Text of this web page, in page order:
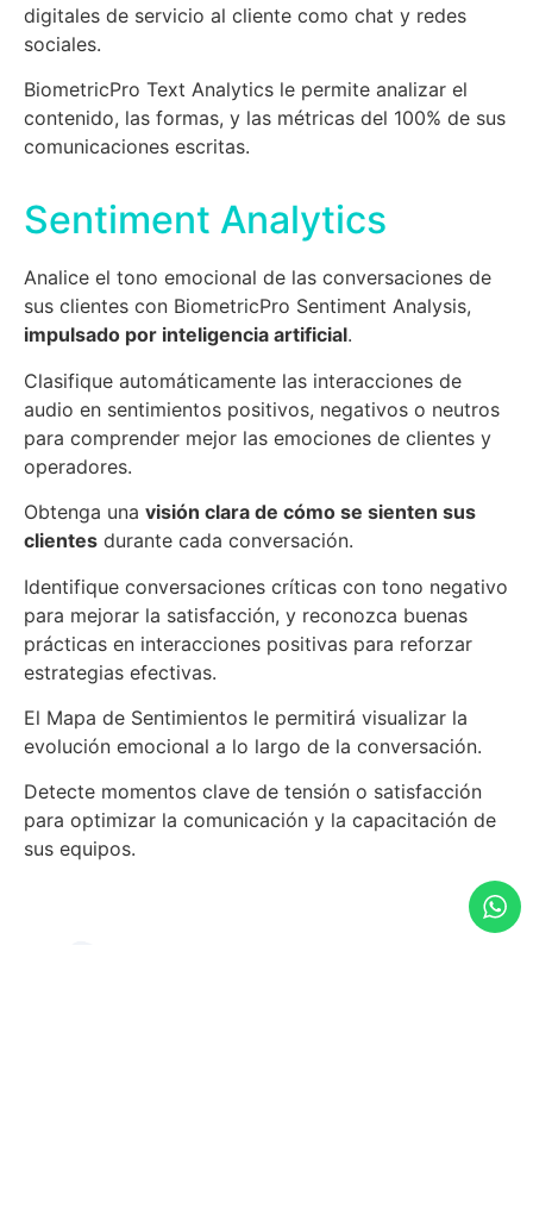
digitales de servicio al cliente como chat y redes
sociales.
BiometricPro Text Analytics le permite analizar el
contenido, las formas, y las métricas del 100% de sus
comunicaciones escritas.
Sentiment Analytics
Analice el tono emocional de las conversaciones de
sus clientes con BiometricPro Sentiment Analysis,
impulsado por inteligencia artificial.
Clasifique automáticamente las interacciones de
audio en sentimientos positivos, negativos o neutros
para comprender mejor las emociones de clientes y
operadores.
Obtenga una visión clara de cómo se sienten sus
clientes durante cada conversación.
Identifique conversaciones críticas con tono negativo
para mejorar la satisfacción, y reconozca buenas
prácticas en interacciones positivas para reforzar
estrategias efectivas.
El Mapa de Sentimientos le permitirá visualizar la
evolución emocional a lo largo de la conversación.
Detecte momentos clave de tensión o satisfacción
para optimizar la comunicación y la capacitación de
sus equipos.